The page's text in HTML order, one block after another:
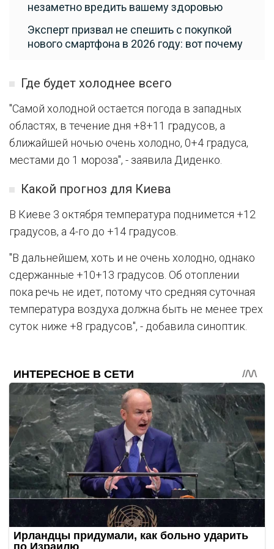
незаметно вредить вашему здоровью
Эксперт призвал не спешить с покупкой
нового смартфона в 2026 году: вот почему
Где будет холоднее всего
"Самой холодной остается погода в западных
областях, в течение дня +8+11 градусов, а
ближайшей ночью очень холодно, 0+4 градуса,
местами до 1 мороза", - заявила Диденко.
Какой прогноз для Киева
В Киеве 3 октября температура поднимется +12
градусов, а 4-го до +14 градусов.
"В дальнейшем, хоть и не очень холодно, однако
сдержанные +10+13 градусов. Об отоплении
пока речь не идет, потому что средняя суточная
температура воздуха должна быть не менее трех
суток ниже +8 градусов", - добавила синоптик.